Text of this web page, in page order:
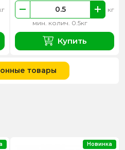
мин. колич. 0.5кг
кг
Купить
товары
Новинка